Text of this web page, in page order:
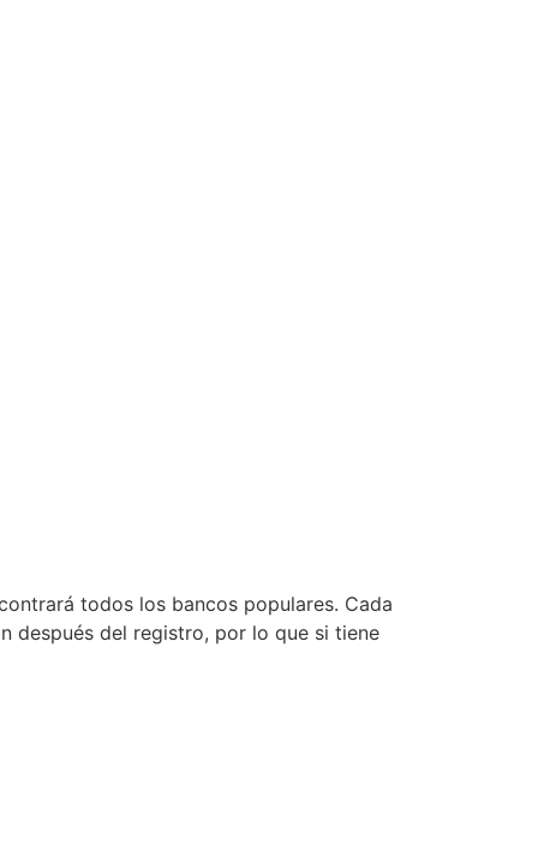
todos los bancos populares. Cada
después del registro, por lo que si tiene